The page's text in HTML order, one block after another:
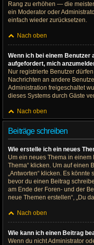
Rang zu erhöhen — die
ein Moderator oder
einfach wieder zurücksetzen.
Nach oben
Wenn ich bei einem Benutzer
aufgefordert, mich
Nur registrierte Benutzer
Nachrichten an andere
Administration freigeschaltet
dieses Systems durch Gäste
Nach oben
Beiträge schreiben
Wie erstelle ich ein neues
Um ein neues Thema in einem
Thema“ klicken. Um auf einen
„Antworten“ klicken. Es
bevor du einen Beitrag
am Ende der Foren- und der
neue Themen erstellen“, „Du
Nach oben
Wie kann ich einen Beitrag
Wenn du nicht Administrator